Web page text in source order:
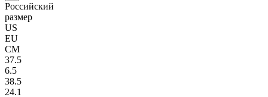
Российский
размер
US
EU
СМ
37.5
6.5
38.5
24.1